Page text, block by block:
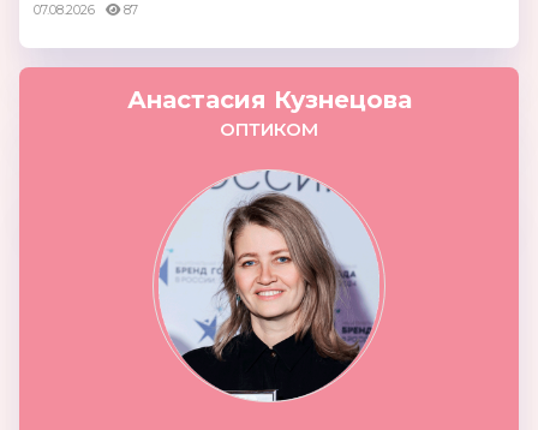
07.08.2026 87
Анастасия Кузнецова
ОПТИКОМ